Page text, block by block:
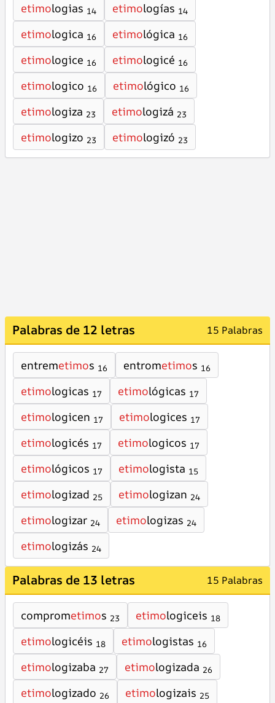
etimologias 14 etimologías 14
etimologica 16 etimológica 16
etimologice 16 etimologicé 16
etimologico 16 etimológico 16
etimologiza 23 etimologizá 23
etimologizo 23 etimologizó 23
Palabras de 12 letras 15 Palabras
entremetimos 16 entrometimos 16
etimologicas 17 etimológicas 17
etimologicen 17 etimologices 17
etimologicés 17 etimologicos 17
etimológicos 17 etimologista 15
etimologizad 25 etimologizan 24
etimologizar 24 etimologizas 24
etimologizás 24
Palabras de 13 letras 15 Palabras
comprometimos 23 etimologiceis 18
etimologicéis 18 etimologistas 16
etimologizaba 27 etimologizada 26
etimologizado 26 etimologizais 25